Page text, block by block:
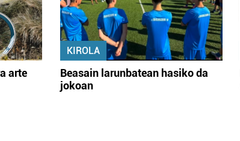
arte
KIROLA
Beasain larunbatean hasiko da
jokoan